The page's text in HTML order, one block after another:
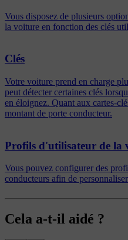
Vous disposez de plusieurs
la voiture en fonction des clés
Clés
Votre voiture prend en charge
peut détecter certaines clés
en éloignez. Quant aux cartes-
montant de porte conducteur.
Profils d'utilisateur de la
Vous pouvez configurer des
conducteurs afin de
Cela a-t-il aidé ?